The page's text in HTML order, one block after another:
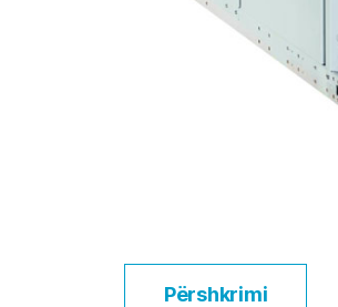
Përshkrimi